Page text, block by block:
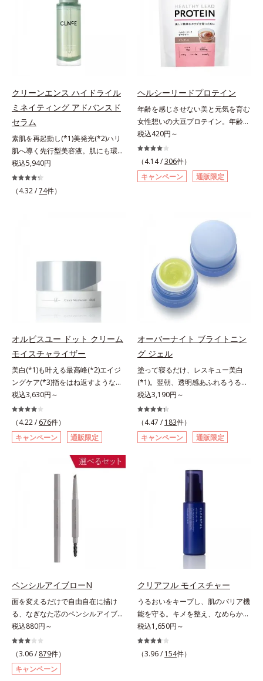
クリーンエンス ハイドライル
ミネイティング アドバンスド
セラム
素肌を再起動し(*1)美発光(*2)ハリ
肌へ導く先行型美容液。肌にも環境
にも、いいことを——。
「CLEANENCE（クリーンエン
ス）」が目指すのは、まっさらな素
めるような加工を行う）」。不要と
いパワーを引き出し、サイエンスの
力でまっさらな素肌へと導くクリー
ンビューティブランドです。
税込5,940円
（4.32 /74件）
ヘルシーリードプロテイン
年齢を感じさせない美と元気を育む
女性想いの大豆プロテイン。年齢を
感じさせない美と元気を育む、女性
想いの大豆プロテインです。1杯で
不足しがちなたんぱく質を補えま
す。大人女性の食習慣に基づき質と
量を考え、更年世代の女性に人気の
採用しました。吸収が穏やかで、腹
持ちがいいのもポイントです。体を
作る材料であるたんぱく質12g(*1)
をメインに、美を引き出すコラーゲ
ン5,000mgも配合。さらにリズムを
支える鉄分やビタミン6種(*2)、食
物繊維など、女性が不足しがちな栄
養素を豊富に含み、大人女性の健康
美を総合的に支えます。甘さ控えめ
味展開。プロテイン独特のにおいや
クセが少なく、水に溶けやすいの
で、手軽においしくたんぱく質を摂
れます。*1 1杯分（約27g）当り。
コラーゲン含む。*2 ビタミンB1、
B2、B6、B12、ナイアシン、パン
トテン酸各商品の詳しい情報は商品
ページをご覧ください。・BEAUTY
夏祭りは、こちら
税込420円～
（4.14 /306件）
キャンペーン
通販限定
オルビスユー ドット クリーム
モイスチャライザー
美白(*1)も叶える最高峰(*2)エイジ
ングケア(*3)指をはね返すような弾
力感が宿るハリ感 濃密フィットク
リーム。ハリも透明感(*4)も結果主
義。年齢サイン(*5)の因子に着目し
た肌科学エイジングケア(*3)シリー
ズ。オルビスユー ドットシリーズ
は、年齢による肌悩み一つ一つを対
処するのではなく、肌で起きている
ことの根本原因に着目。加齢ととも
に現れる年齢サインについて研究を
進めたところ、弾力感のない状態で
感のなさ」が、大人の肌印象に大き
な影響を与えていることがわかりま
シリーズは美容成分(*7)として
「G.D.F.アクティベーター(*8)」を
配合。そして、従来から配合してい
る美白(*1)有効成分「トラネキサム
酸」を配合しました。さらに、シリ
ーズ共通の美容成分「GLルートブ
ースター(*9)」を配合することで、
肌のふっくら感や透明感を叶えま
税込3,630円～
（4.22 / 676件）
キャンペーン
通販限定
オーバーナイト ブライトニン
グ ジェル
塗って寝るだけ、レスキュー美白
(*1)。翌朝、透明感あふれるうるぷ
る肌を叶える、お守り涼感ジェルパ
ック。紫外線を浴びた日の夜は、ひ
んやり気持ちいいジェルでお肌をレ
スキュー！ メラニンの産生指令が
活発になる夜の肌環境に着目して、
(*2)ツヤ肌”へと整える夜用ジェルパ
ックです。ぷるぷるジェルを肌にの
せると、シートマスクのようにピタ
ッと密着。水ハリ膜が肌のうるおい
をキープしながら、やわらかさをア
ップ。美白(*1)と保湿の両方にアプ
SG(*3)」、肌荒れや日焼けによる肌
のほてりを予防する「グリチルリチ
ン酸ジカリウム(*4)」など、たっぷ
りの保湿成分が浸透しやすい肌環境
を叶えます。はじめはピタッと密着
するテクスチャーは、肌になじむご
とにもっちり質感に、最後はなめら
かな水膜へと3変化。普段の保湿液
をこのジェルにおきかえて塗って眠
税込3,190円～
（4.47 / 183件）
キャンペーン
通販限定
ペンシルアイブローN
面を変えるだけで自由自在に描け
る、なぎなた芯のペンシルアイブロ
ー。角度を変えるだけで自由自在に
描けるペンシルアイブローです。な
ぎなた芯だから、接地面を変えるだ
けで太い線から細い線まで、テクニ
ックいらずで簡単に。スムースライ
税込880円～
（3.06 / 879件）
キャンペーン
クリアフル モイスチャー
うるおいをキープし、肌のバリア機
能を守る。キメを整え、なめらかな
肌にするニキビ対策保湿液。「ニキ
ビをくり返してしまう」「毛穴目立
ちが気になる」「マスク生活であご
税込1,650円～
（3.96 / 154件）